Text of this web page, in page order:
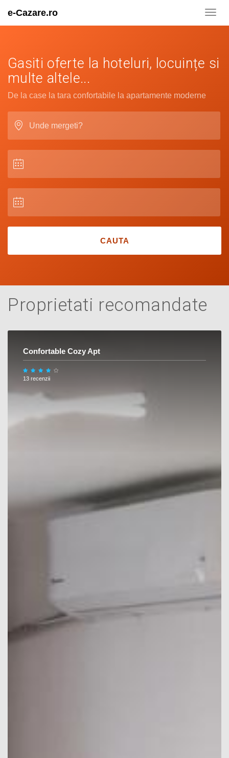
e-Cazare.ro
Gasiti oferte la hoteluri, locuințe si
multe altele...
De la case la tara confortabile la apartamente moderne
CAUTA
Proprietati recomandate
Confortable Cozy Apt
13 recenzii